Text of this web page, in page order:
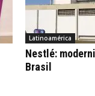
Latinoamérica
Nestlé:
Brasil